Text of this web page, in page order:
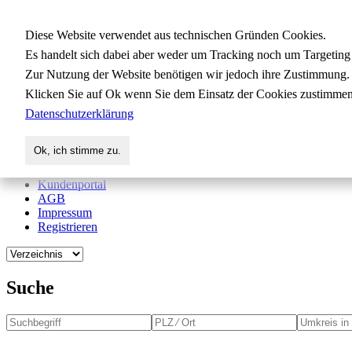
Gewerbedatenbank.org
für Handwerk, Dienstleistung,
Verzeichnis
Kundenportal
AGB
Impressum
Registrieren
Suche
Diese Website verwendet aus technischen Gründen Cookies.
Es handelt sich dabei aber weder um Tracking noch um
Zur Nutzung der Website benötigen wir jedoch ihre Zustimmung.
Klicken Sie auf Ok wenn Sie dem Einsatz der Cookies
Datenschutzerklärung
Ok, ich stimme zu.